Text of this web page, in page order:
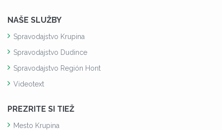
NAŠE SLUŽBY
Spravodajstvo Krupina
Spravodajstvo Dudince
Spravodajstvo Región Hont
Videotext
PREZRITE SI TIEŽ
Mesto Krupina